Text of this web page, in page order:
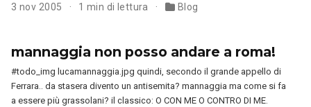
3 nov 2005 1 min di lettura Blog
mannaggia non posso andare a roma!
#todo_img lucamannaggia.jpg quindi, secondo il grande appello di
Ferrara.. da stasera divento un antisemita? mannaggia ma come si fa
a essere più grassolani? il classico: O CON ME O CONTRO DI ME.